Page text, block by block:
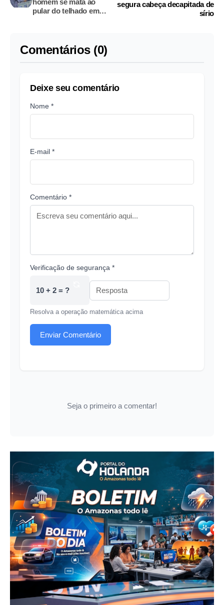
homem se mata ao
pular do telhado em
segura cabeça decapitada de
sírio
Comentários (0)
Deixe seu comentário
Nome *
E-mail *
Comentário *
Verificação de segurança *
10 + 2 = ?
Resolva a operação matemática acima
Enviar Comentário
Seja o primeiro a comentar!